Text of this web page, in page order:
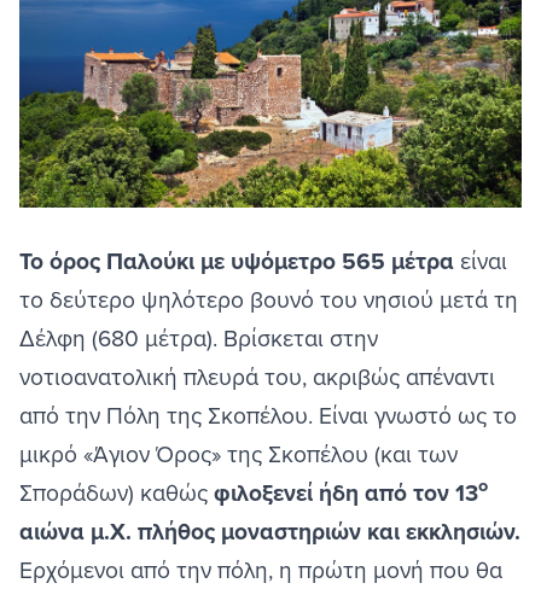
Το όρος Παλούκι με υψόμετρο 565 μέτρα είναι
το δεύτερο ψηλότερο βουνό του νησιού μετά τη
Δέλφη (680 μέτρα). Βρίσκεται στην
νοτιοανατολική πλευρά του, ακριβώς απέναντι
από την Πόλη της Σκοπέλου. Είναι γνωστό ως το
μικρό «Άγιον Όρος» της Σκοπέλου (και των
Σποράδων) καθώςφιλοξενεί ήδη από τον 13ο
αιώνα μ.Χ. πλήθος μοναστηριών και εκκλησιών.
Ερχόμενοι από την πόλη, η πρώτη μονή που θα